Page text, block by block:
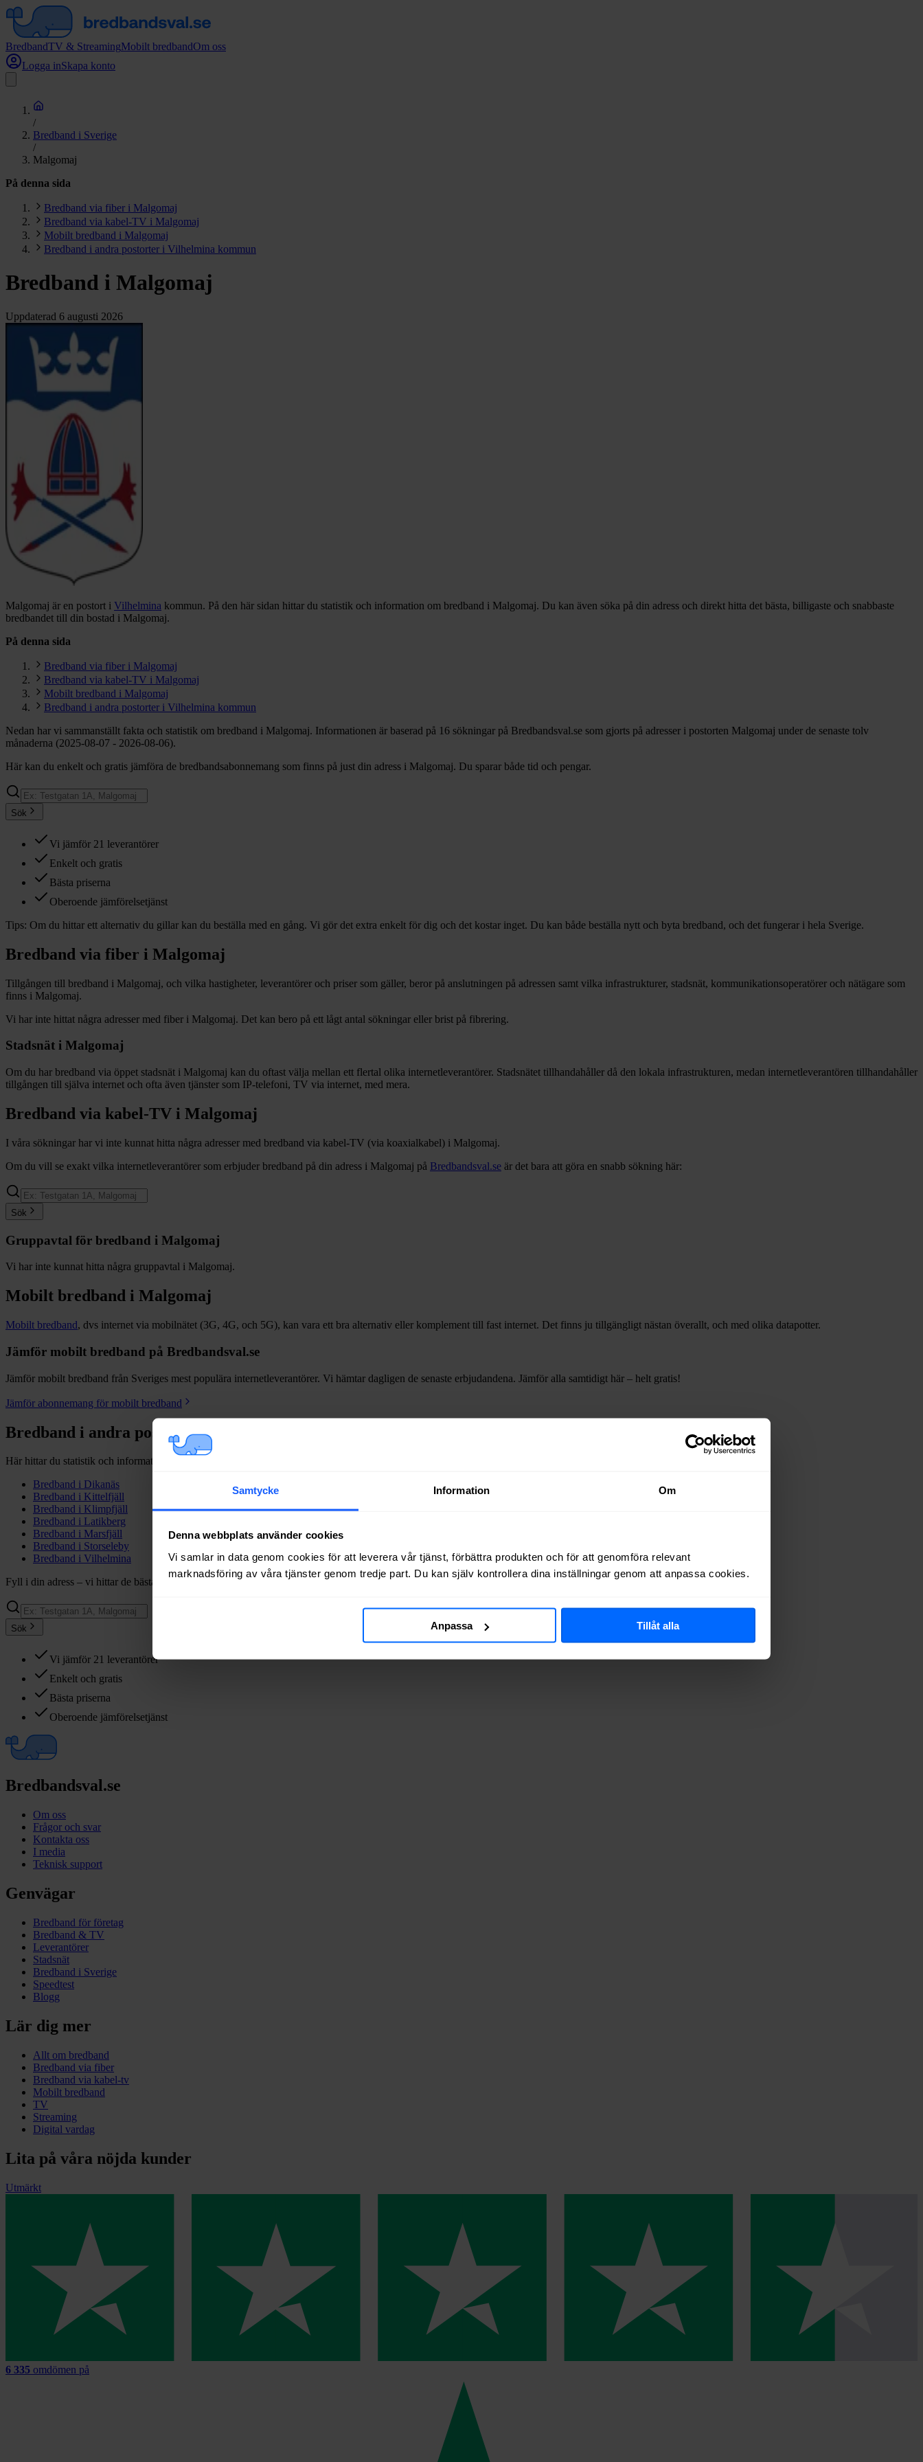
Samtycke Information Om
Denna webbplats använder cookies
Vi samlar in data genom cookies för att leverera vår tjänst, förbättra produkten och för att genomföra relevant
marknadsföring av våra tjänster genom tredje part. Du kan själv kontrollera dina inställningar genom att anpassa cookies.
Anpassa Tillåt alla
BredbandTV & StreamingMobilt bredbandOm oss
Logga inSkapa konto
/
Bredband i Sverige
/
Malgomaj
På denna sida
Bredband via fiber i Malgomaj
Bredband via kabel-TV i Malgomaj
Mobilt bredband i Malgomaj
Bredband i andra postorter i Vilhelmina kommun
Bredband i Malgomaj
Uppdaterad 6 augusti 2026
Malgomaj är en postort i Vilhelmina kommun. På den här sidan hittar du statistik och information om bredband i Malgomaj. Du kan även söka på din adress och direkt hitta det bästa, billigaste och snabbaste
bredbandet till din bostad i Malgomaj.
På denna sida
Bredband via fiber i Malgomaj
Bredband via kabel-TV i Malgomaj
Mobilt bredband i Malgomaj
Bredband i andra postorter i Vilhelmina kommun
Nedan har vi sammanställt fakta och statistik om bredband i Malgomaj. Informationen är baserad på 16 sökningar på Bredbandsval.se som gjorts på adresser i postorten Malgomaj under de senaste tolv
månaderna (2025-08-07 - 2026-08-06).
Här kan du enkelt och gratis jämföra de bredbandsabonnemang som finns på just din adress i Malgomaj. Du sparar både tid och pengar.
Sök
Vi jämför 21 leverantörer
Enkelt och gratis
Bästa priserna
Oberoende jämförelsetjänst
Tips: Om du hittar ett alternativ du gillar kan du beställa med en gång. Vi gör det extra enkelt för dig och det kostar inget. Du kan både beställa nytt och byta bredband, och det fungerar i hela Sverige.
Bredband via fiber i Malgomaj
Tillgången till bredband i Malgomaj, och vilka hastigheter, leverantörer och priser som gäller, beror på anslutningen på adressen samt vilka infrastrukturer, stadsnät, kommunikationsoperatörer och nätägare som
finns i Malgomaj.
Vi har inte hittat några adresser med fiber i Malgomaj. Det kan bero på ett lågt antal sökningar eller brist på fibrering.
Stadsnät i Malgomaj
Om du har bredband via öppet stadsnät i Malgomaj kan du oftast välja mellan ett flertal olika internetleverantörer. Stadsnätet tillhandahåller då den lokala infrastrukturen, medan internetleverantören tillhandahåller
tillgången till själva internet och ofta även tjänster som IP-telefoni, TV via internet, med mera.
Bredband via kabel-TV i Malgomaj
I våra sökningar har vi inte kunnat hitta några adresser med bredband via kabel-TV (via koaxialkabel) i Malgomaj.
Om du vill se exakt vilka internetleverantörer som erbjuder bredband på din adress i Malgomaj på Bredbandsval.se är det bara att göra en snabb sökning här:
Sök
Gruppavtal för bredband i Malgomaj
Vi har inte kunnat hitta några gruppavtal i Malgomaj.
Mobilt bredband i Malgomaj
Mobilt bredband, dvs internet via mobilnätet (3G, 4G, och 5G), kan vara ett bra alternativ eller komplement till fast internet. Det finns ju tillgängligt nästan överallt, och med olika datapotter.
Jämför mobilt bredband på Bredbandsval.se
Jämför mobilt bredband från Sveriges mest populära internetleverantörer. Vi hämtar dagligen de senaste erbjudandena. Jämför alla samtidigt här – helt gratis!
Jämför abonnemang för mobilt bredband
Bredband i andra postorter i
Här hittar du statistik och information kring bredband i andra postorter i
Bredband i Dikanäs
Bredband i Kittelfjäll
Bredband i Klimpfjäll
Bredband i Latikberg
Bredband i Marsfjäll
Bredband i Storseleby
Bredband i Vilhelmina
Fyll i din adress – vi hittar de bästa bredbandsvalen åt dig
Sök
Vi jämför 21 leverantörer
Enkelt och gratis
Bästa priserna
Oberoende jämförelsetjänst
Bredbandsval.se
Om oss
Frågor och svar
Kontakta oss
I media
Teknisk support
Genvägar
Bredband för företag
Bredband & TV
Leverantörer
Stadsnät
Bredband i Sverige
Speedtest
Blogg
Lär dig mer
Allt om bredband
Bredband via fiber
Bredband via kabel-tv
Mobilt bredband
TV
Streaming
Digital vardag
Lita på våra nöjda kunder
Utmärkt
6 335 omdömen på